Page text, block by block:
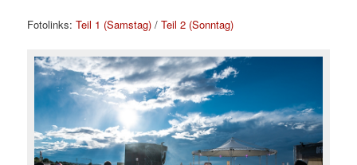
Fotolinks:Teil 1 (Samstag) /Teil 2 (Sonntag)